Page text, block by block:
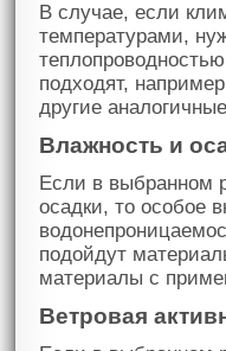
В случае, если
температурами,
подходят,
другие
Влажность и
Если в выбранном
осадки, то особое
подойдут
материалы с
Ветровая